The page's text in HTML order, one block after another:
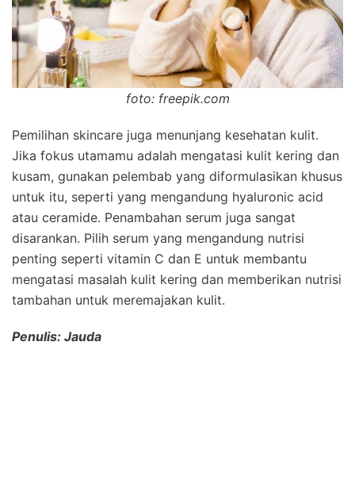
foto: freepik.com
Pemilihan skincare juga menunjang kesehatan kulit.
Jika fokus utamamu adalah mengatasi kulit kering dan
kusam, gunakan pelembab yang diformulasikan khusus
untuk itu, seperti yang mengandung hyaluronic acid
atau ceramide. Penambahan serum juga sangat
disarankan. Pilih serum yang mengandung nutrisi
penting seperti vitamin C dan E untuk membantu
mengatasi masalah kulit kering dan memberikan nutrisi
tambahan untuk meremajakan kulit.
Penulis: Jauda